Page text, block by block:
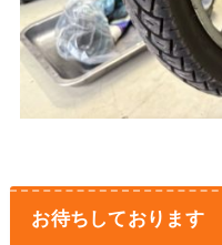
お待ちしております